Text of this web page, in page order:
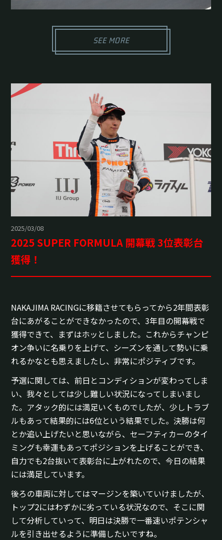
SEE MORE
2025/03/08
2025 SUPER FORMULA 開幕戦 3位表彰台
獲得！
NAKAJIMA RACINGに移籍させてもらってから2年間表彰
台にあがることができなかったので、3年目の開幕戦で
獲得できて、まずはホッとしました。これからチャンピ
オン争いに名乗りを上げて、シーズンを通して勢いに乗
れるかなとも思えましたし、非常にポジティブです。
予選に関しては、前日とコンディションが変わってしま
い、我々としては少し難しい状況になってしまいまし
た。アタック的には満足いくものでしたが、少しトラブ
ルもあって結果的には6位という結果でした。決勝は何
とか追い上げたいと思いながら、セーフティカーのタイ
ミングも幸運もあってポジションを上げることができ、
自力でも2台抜いて表彰台に上がれたので、今日の結果
には満足しています。
後ろの車両に対してはマージンを築いていけましたが、
トップ2にはわずかに劣っている状況なので、そこに関
して分析していって、明日は決勝で一番速いポテンシャ
ルを引き出せるように準備したいですね。